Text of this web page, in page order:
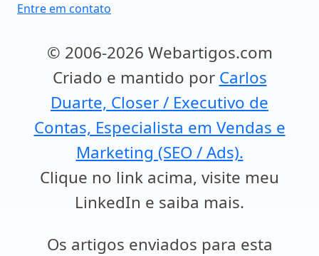
Entre em contato
© 2006-2026 Webartigos.com
Criado e mantido por Carlos
Duarte, Closer / Executivo de
Contas, Especialista em Vendas e
Marketing (SEO / Ads).
Clique no link acima, visite meu
LinkedIn e saiba mais.
Os artigos enviados para esta